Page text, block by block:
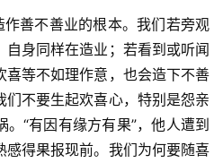
作善不善业的根本。我们若旁观
身同样在造业；若看到或听闻
喜等不如理作意，也会造下不善
们不要生起欢喜心，特别是怨亲
“有因有缘方有果”，他人遭到
感得果报现前。我们为何要随喜